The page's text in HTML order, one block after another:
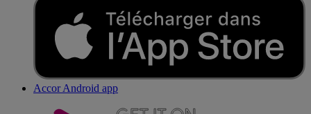
Accor Android app